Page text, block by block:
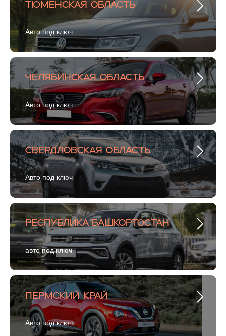
Тюменская область
Авто под ключ
Челябинская область
Авто под ключ
Свердловская область
Авто под ключ
Республика Башкортостан
авто под ключ
Пермский край
Авто под ключ